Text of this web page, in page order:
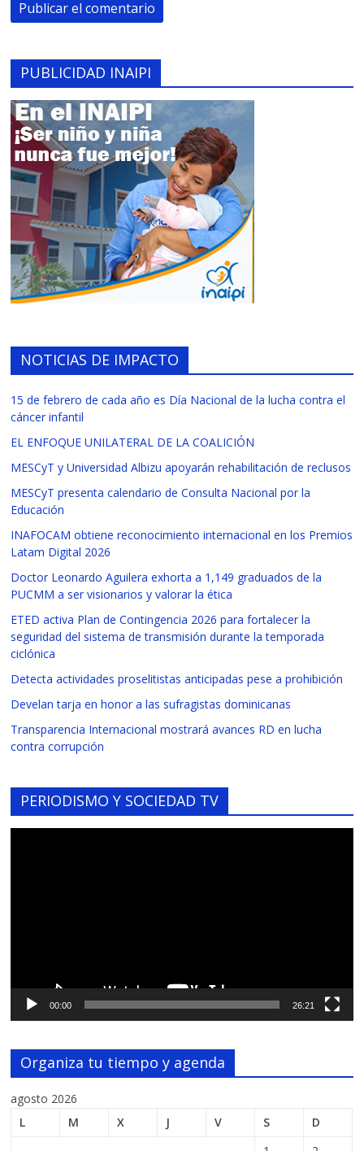
PUBLICIDAD INAIPI
NOTICIAS DE IMPACTO
15 de febrero de cada año es Día Nacional de la lucha contra el
cáncer infantil
EL ENFOQUE UNILATERAL DE LA COALICIÓN
MESCyT y Universidad Albizu apoyarán rehabilitación de reclusos
MESCyT presenta calendario de Consulta Nacional por la
Educación
INAFOCAM obtiene reconocimiento internacional en los Premios
Latam Digital 2026
Doctor Leonardo Aguilera exhorta a 1,149 graduados de la
PUCMM a ser visionarios y valorar la ética
ETED activa Plan de Contingencia 2026 para fortalecer la
seguridad del sistema de transmisión durante la temporada
ciclónica
Detecta actividades proselitistas anticipadas pese a prohibición
Develan tarja en honor a las sufragistas dominicanas
Transparencia Internacional mostrará avances RD en lucha
contra corrupción
PERIODISMO Y SOCIEDAD TV
00:00 26:21
Organiza tu tiempo y agenda
agosto 2026
L
M X J V S
D